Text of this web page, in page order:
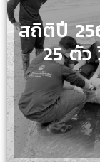
สถิติปี
25 ตั